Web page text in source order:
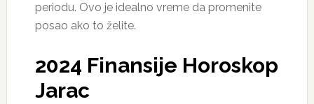
periodu. Ovo je idealno vreme da promenite
posao ako to želite.
2024 Finansije Horoskop
Jarac